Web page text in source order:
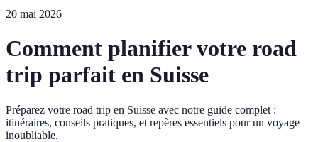
20 mai 2026
Comment planifier votre road
trip parfait en Suisse
Préparez votre road trip en Suisse avec notre guide complet :
itinéraires, conseils pratiques, et repères essentiels pour un voyage
inoubliable.